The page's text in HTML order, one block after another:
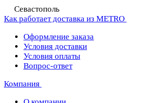
Севастополь
Как работает доставка из METRO
Оформление заказа
Условия доставки
Условия оплаты
Вопрос-ответ
Компания